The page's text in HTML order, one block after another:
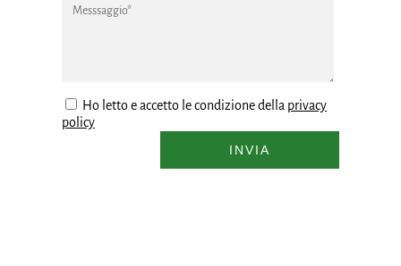
Ho letto e accetto le condizione della privacy
policy
INVIA